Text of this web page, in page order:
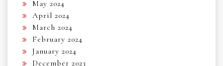
May 2024
April 2024
March 2024
February 2024
January 2024
December 2023